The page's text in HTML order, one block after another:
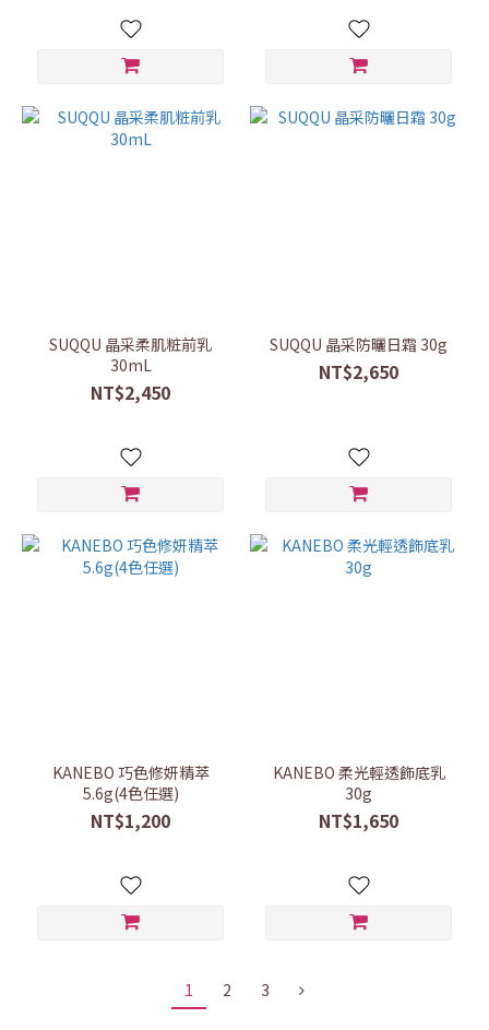
SUQQU 晶采柔肌粧前乳
30mL
NT$2,450
SUQQU 晶采防曬日霜 30g
NT$2,650
KANEBO 巧色修妍精萃
5.6g(4色任選)
NT$1,200
KANEBO 柔光輕透飾底乳
30g
NT$1,650
1 2 3